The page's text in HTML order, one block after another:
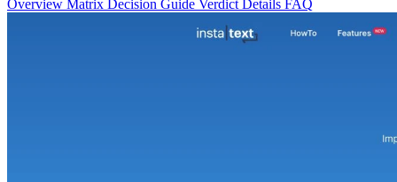
Overview Matrix Decision Guide Verdict Details FAQ